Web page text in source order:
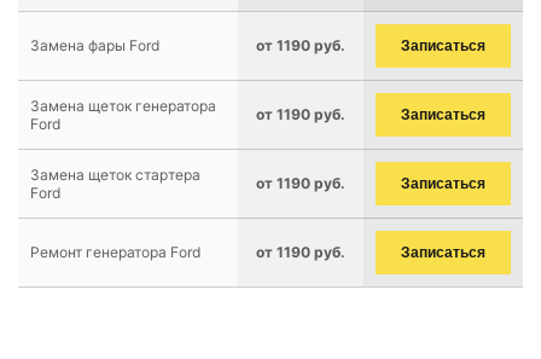
Замена фары Ford от 1190 руб. Записаться
Замена щеток генератора
Ford
от 1190 руб. Записаться
Замена щеток стартера
Ford
от 1190 руб. Записаться
Ремонт генератора Ford от 1190 руб. Записаться